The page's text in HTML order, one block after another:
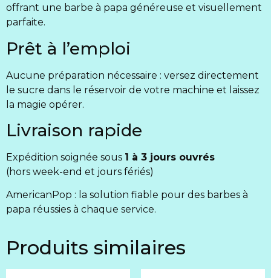
offrant une barbe à papa généreuse et visuellement
parfaite.
Prêt à l’emploi
Aucune préparation nécessaire : versez directement
le sucre dans le réservoir de votre machine et laissez
la magie opérer.
Livraison rapide
Expédition soignée sous 1 à 3 jours ouvrés
(hors week-end et jours fériés)
AmericanPop : la solution fiable pour des barbes à
papa réussies à chaque service.
Produits similaires